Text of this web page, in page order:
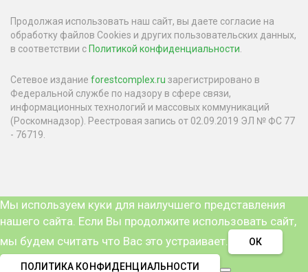
Продолжая использовать наш сайт, вы даете согласие на
обработку файлов Cookies и других пользовательских данных,
в соответствии сПолитикой конфиденциальности
Сетевое издание forestcomplex.ru зарегистрировано в
Федеральной службе по надзору в сфере связи,
информационных технологий и массовых коммуникаций
(Роскомнадзор). Реестровая запись от 02.09.2019 ЭЛ № ФС 77
- 76719.
Мы используем куки для наилучшего представления
нашего сайта. Если Вы продолжите использовать сайт,
мы будем считать что Вас это устраивает.
ОК
ПОЛИТИКА КОНФИДЕНЦИАЛЬНОСТИ